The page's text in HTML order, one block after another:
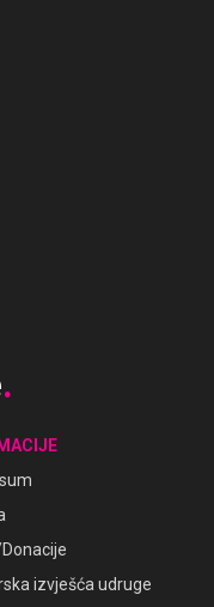
.
izvješća udruge